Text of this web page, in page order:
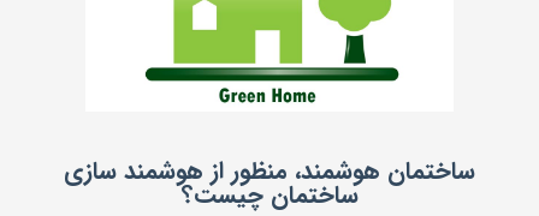
ساختمان هوشمند، منظور از هوشمند سازی
ساختمان چیست؟